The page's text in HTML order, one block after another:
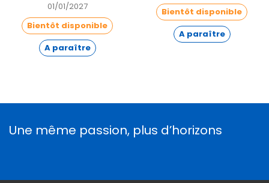
01/01/2027
Bientôt disponible
A paraître
Bientôt disponible
A paraître
Une même passion, plus d’horizons